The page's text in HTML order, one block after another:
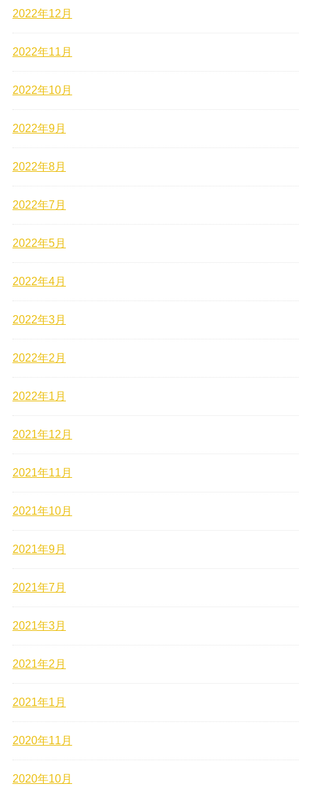
2022年12月
2022年11月
2022年10月
2022年9月
2022年8月
2022年7月
2022年5月
2022年4月
2022年3月
2022年2月
2022年1月
2021年12月
2021年11月
2021年10月
2021年9月
2021年7月
2021年3月
2021年2月
2021年1月
2020年11月
2020年10月